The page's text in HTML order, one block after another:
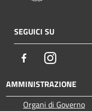
SEGUICI SU
FacebookInstagram
AMMINISTRAZIONE
Organi di Governo